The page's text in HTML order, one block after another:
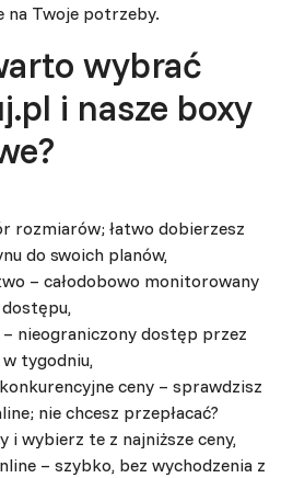
na Twoje potrzeby.
wybrać
i nasze boxy
rozmiarów; łatwo dobierzesz
do swoich planów,
– całodobowo monitorowany
nieograniczony dostęp przez
w tygodniu,
ceny – sprawdzisz
nie chcesz przepłacać?
i wybierz te z najniższe ceny,
– szybko, bez wychodzenia z